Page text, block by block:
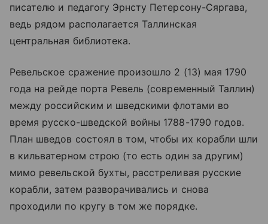
писателю и педагогу Эрнсту Петерсону-Сяргава,
ведь рядом располагается Таллинская
центральная библиотека.
Ревельское сражение произошло 2 (13) мая 1790
года на рейде порта Ревель (современный Таллин)
между российским и шведскими флотами во
время русско-шведской войны 1788-1790 годов.
План шведов состоял в том, чтобы их корабли шли
в кильватерном строю (то есть один за другим)
мимо ревельской бухты, расстреливая русские
корабли, затем разворачивались и снова
проходили по кругу в том же порядке.